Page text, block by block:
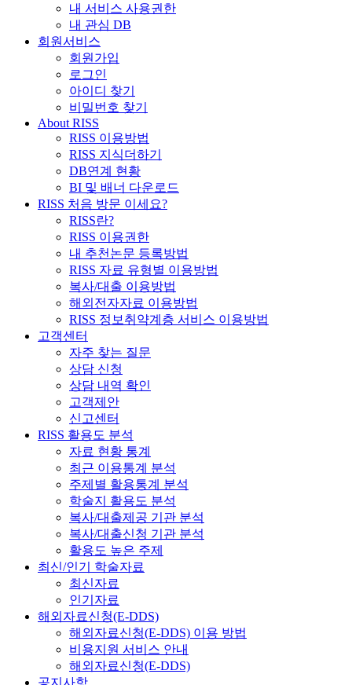
내 서비스 사용권한
내 관심 DB
회원서비스
회원가입
로그인
아이디 찾기
비밀번호 찾기
About RISS
RISS 이용방법
RISS 지식더하기
DB연계 현황
BI 및 배너 다운로드
RISS 처음 방문 이세요?
RISS란?
RISS 이용권한
내 추천논문 등록방법
RISS 자료 유형별 이용방법
복사/대출 이용방법
해외전자자료 이용방법
RISS 정보취약계층 서비스 이용방법
고객센터
자주 찾는 질문
상담 신청
상담 내역 확인
고객제안
신고센터
RISS 활용도 분석
자료 현황 통계
최근 이용통계 분석
주제별 활용통계 분석
학술지 활용도 분석
복사/대출제공 기관 분석
복사/대출신청 기관 분석
활용도 높은 주제
최신/인기 학술자료
최신자료
인기자료
해외자료신청(E-DDS)
해외자료신청(E-DDS) 이용 방법
비용지원 서비스 안내
해외자료신청(E-DDS)
공지사항